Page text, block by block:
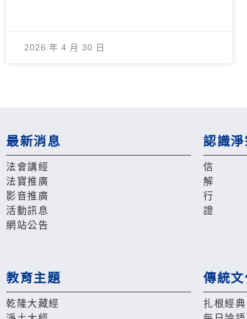
2026 年 4 月 30 日
最新消息
法會講經
法寶推廣
影音推廣
活動訊息
網站公告
認識淨
信
解
行
證
教育主題
乾隆大藏經
傳統文
扎根經典